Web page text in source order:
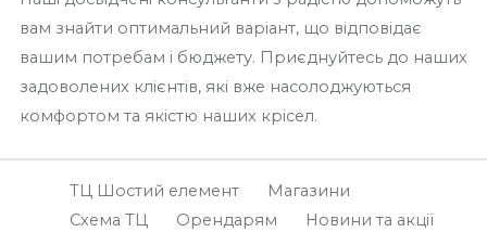
вам знайти оптимальний варіант, що відповідає
вашим потребам і бюджету. Приєднуйтесь до наших
задоволених клієнтів, які вже насолоджуються
комфортом та якістю наших крісел.
ТЦ Шостий елемент
Магазини
Схема ТЦ
Орендарям
Новини та акції